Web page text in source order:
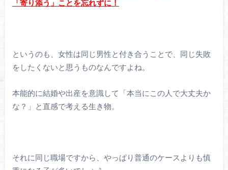
「寄り添う」ことを忘れずに！
というのも、女性は同じ男性と付き合うことで、同じ失敗
をしたくないと思うものなんですよね。
本能的に結婚や出産を意識して「本当にこの人で大丈夫か
な？」と直感で考える生き物。
それに同じ職場ですから、やっぱり普通のケースよりも慎